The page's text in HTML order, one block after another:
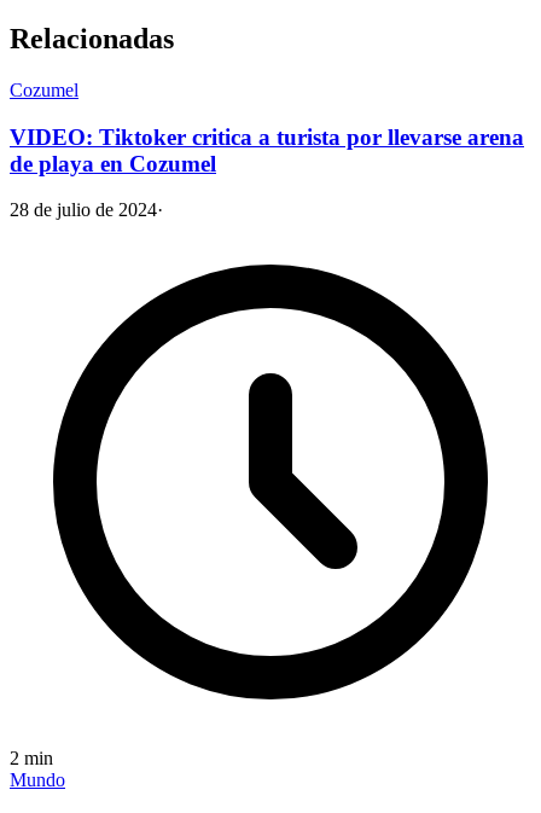
Relacionadas
Cozumel
VIDEO: Tiktoker critica a turista por llevarse arena
de playa en Cozumel
28 de julio de 2024·
2 min
Mundo